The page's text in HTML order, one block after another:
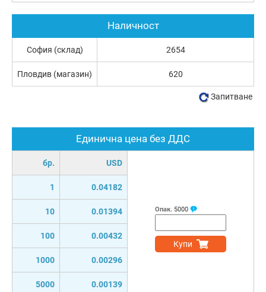
Единична цена без ДДС
бр. USD
1 0.04182
10 0.01394
100 0.00432
1000 0.00296
5000 0.00139
Опак. 5000
Купи
Наличност
София (склад) 2654
Пловдив (магазин) 620
Запитване